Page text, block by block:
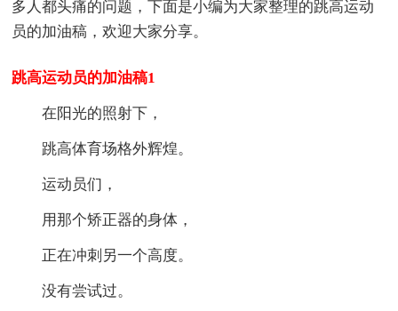
多人都头痛的问题，下面是小编为大家整理的跳高运动
员的加油稿，欢迎大家分享。
跳高运动员的加油稿1
在阳光的照射下，
跳高体育场格外辉煌。
运动员们，
用那个矫正器的身体，
正在冲刺另一个高度。
没有尝试过。